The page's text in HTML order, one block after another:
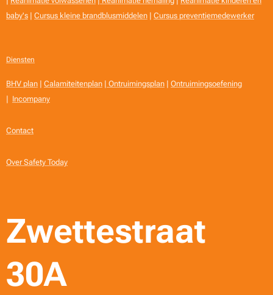
baby's | Cursus kleine brandblusmiddelen | Cursus preventiemedewerker
Diensten
BHV plan | Calamiteitenplan | Ontruimingsplan | Ontruimingsoefening
| Incompany
Contact
Over Safety Today
Zwettestraat
30A